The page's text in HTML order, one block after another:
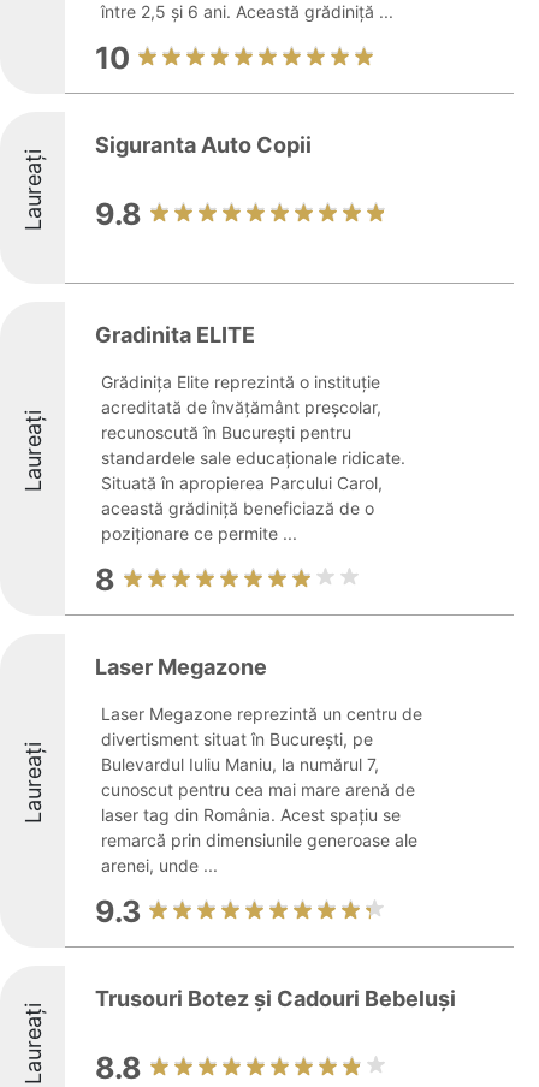
între 2,5 și 6 ani. Această grădiniță ...
10
Laureați
Siguranta Auto Copii
9.8
Laureați
Gradinita ELITE
Grădinița Elite reprezintă o instituție
acreditată de învățământ preșcolar,
recunoscută în București pentru
standardele sale educaționale ridicate.
Situată în apropierea Parcului Carol,
această grădiniță beneficiază de o
poziționare ce permite ...
8
Laureați
Laser Megazone
Laser Megazone reprezintă un centru de
divertisment situat în București, pe
Bulevardul Iuliu Maniu, la numărul 7,
cunoscut pentru cea mai mare arenă de
laser tag din România. Acest spațiu se
remarcă prin dimensiunile generoase ale
arenei, unde ...
9.3
Laureați
Trusouri Botez și Cadouri Bebeluși
8.8